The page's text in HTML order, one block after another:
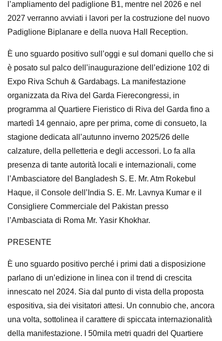
l’ampliamento del padiglione B1, mentre nel 2026 e nel
2027 verranno avviati i lavori per la costruzione del nuovo
Padiglione Biplanare e della nuova Hall Reception.
È uno sguardo positivo sull’oggi e sul domani quello che si
è posato sul palco dell’inaugurazione dell’edizione 102 di
Expo Riva Schuh & Gardabags. La manifestazione
organizzata da Riva del Garda Fierecongressi, in
programma al Quartiere Fieristico di Riva del Garda fino a
martedì 14 gennaio, apre per prima, come di consueto, la
stagione dedicata all’autunno inverno 2025/26 delle
calzature, della pelletteria e degli accessori. Lo fa alla
presenza di tante autorità locali e internazionali, come
l’Ambasciatore del Bangladesh S. E. Mr. Atm Rokebul
Haque, il Console dell’India S. E. Mr. Lavnya Kumar e il
Consigliere Commerciale del Pakistan presso
l’Ambasciata di Roma Mr. Yasir Khokhar.
PRESENTE
È uno sguardo positivo perché i primi dati a disposizione
parlano di un’edizione in linea con il trend di crescita
innescato nel 2024. Sia dal punto di vista della proposta
espositiva, sia dei visitatori attesi. Un connubio che, ancora
una volta, sottolinea il carattere di spiccata internazionalità
della manifestazione. I 50mila metri quadri del Quartiere